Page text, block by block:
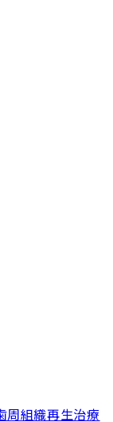
周組織再生治療